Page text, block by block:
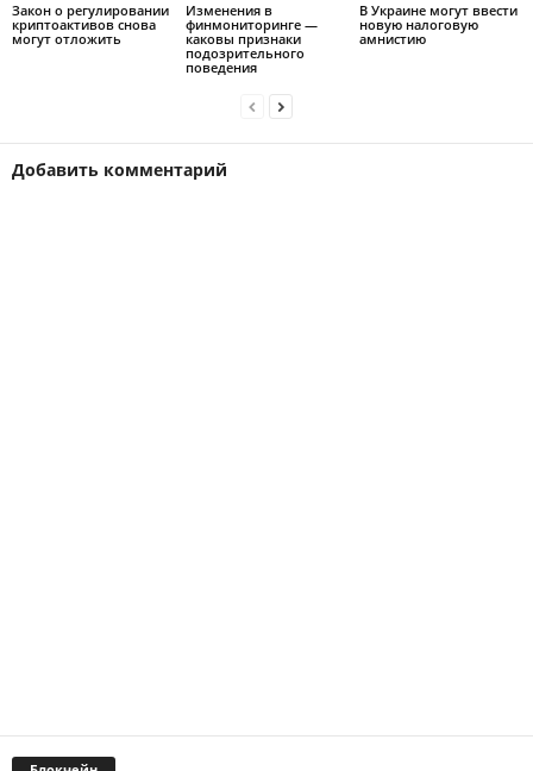
Закон о регулировании
криптоактивов снова
могут отложить
Изменения в
финмониторинге —
каковы признаки
подозрительного
поведения
В Украине могут ввести
новую налоговую
амнистию
Добавить комментарий